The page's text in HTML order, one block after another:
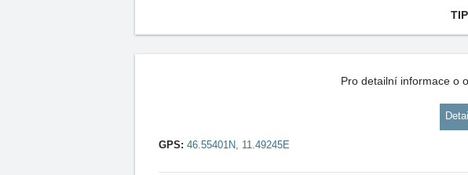
Pro detailní informace o
GPS: 46.55401N, 11.49245E